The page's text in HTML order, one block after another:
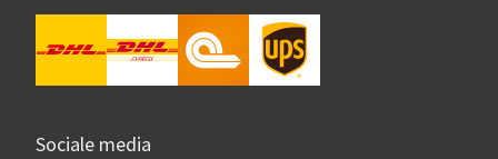
Sociale media